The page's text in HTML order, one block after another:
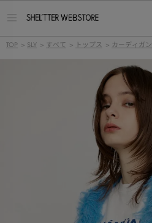
ー
TOP > SLY > すべて > トップス > カーディガン